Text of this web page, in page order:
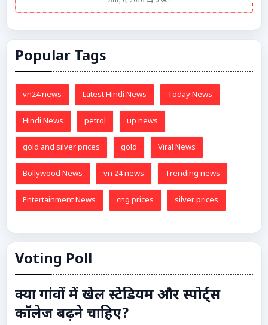
Popular Tags
vn24 news Latest Hindi News Today News
Hindi News petrol up news
gold and silver prices gold Viral News
Bollywood News vn 24 news Trending news
Entertainment News cng prices silver prices
Voting Poll
क्या गांवों में खेल स्टेडियम और स्पोर्ट्स
कॉलेज बढ़ने चाहिए?